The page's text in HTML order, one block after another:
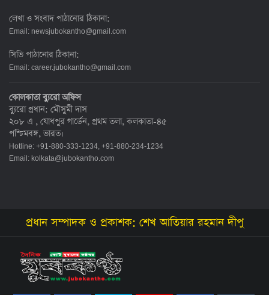
লেখা ও সংবাদ পাঠানোর ঠিকানা:
Email: newsjubokantho@gmail.com
সিভি পাঠানোর ঠিকানা:
Email: career.jubokantho@gmail.com
কোলকাতা ব্যুরো অফিস
ব্যুরো প্রধান: মৌসুমী দাস
২০৮ এ , যোধপুর গার্ডেন, প্রথম তলা, কলকাতা-৪৫
পশ্চিমবঙ্গ, ভারত।
Hotline: +91-880-333-1234, +91-880-234-1234
Email: kolkata@jubokantho.com
প্রধান সম্পাদক ও প্রকাশক: শেখ আতিয়ার রহমান দীপু